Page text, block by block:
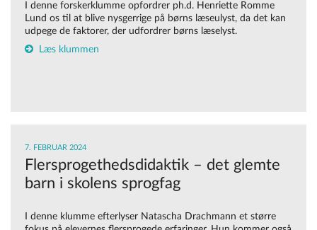
I denne forskerklumme opfordrer ph.d. Henriette Romme
Lund os til at blive nysgerrige på børns læseulyst, da det kan
udpege de faktorer, der udfordrer børns læselyst.
Læs klummen
7. FEBRUAR 2024
Flersprogethedsdidaktik – det glemte
barn i skolens sprogfag
I denne klumme efterlyser Natascha Drachmann et større